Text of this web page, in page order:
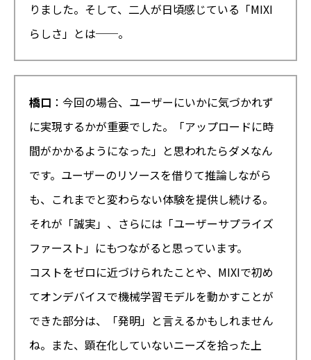
りました。そして、二人が日頃感じている「MIXI
らしさ」とは──。
橋口 ：今回の場合、ユーザーにいかに気づかれず
に実現するかが重要でした。「アップロードに時
間がかかるようになった」と思われたらダメなん
です。ユーザーのリソースを借りて推論しながら
も、これまでと変わらない体験を提供し続ける。
それが「誠実」、さらには「ユーザーサプライズ
ファースト」にもつながると思っています。
コストをゼロに近づけられたことや、MIXIで初め
てオンデバイスで機械学習モデルを動かすことが
できた部分は、「発明」と言えるかもしれません
ね。また、顕在化していないニーズを拾った上